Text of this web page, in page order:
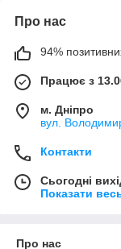
Про нас
94%
Працює з
м. Дніпро
вул.
Контакти
Сьогодні
Показати
Про нас